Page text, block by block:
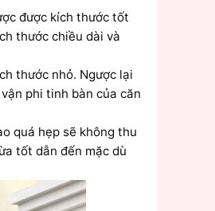
được kích thước tốt
thước chiều dài và
thước nhỏ. Ngược lại
phi tinh bàn của căn
quá hẹp sẽ không thu
tốt dẫn đến mặc dù